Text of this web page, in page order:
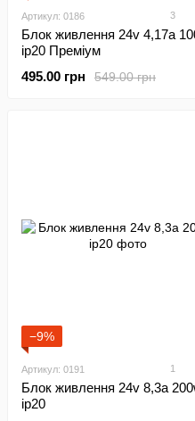
Артикул: 0186 3
Блок живлення 24v 4,17а
ip20 Преміум
549.00 грн
495.00 грн
−9%
Артикул: 0191 1
Блок живлення 24v 8,3а
ip20